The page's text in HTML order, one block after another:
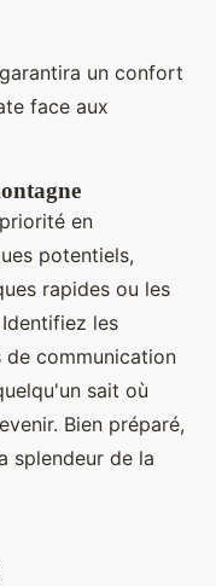
un confort
face aux
en
potentiels,
rapides ou les
les
de communication
sait où
Bien préparé,
splendeur de la